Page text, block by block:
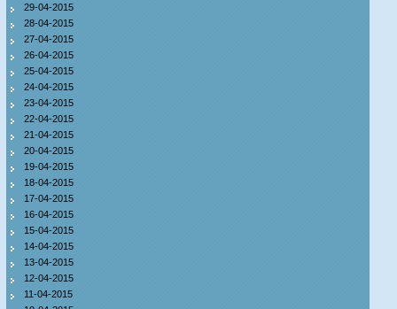
29-04-2015
28-04-2015
27-04-2015
26-04-2015
25-04-2015
24-04-2015
23-04-2015
22-04-2015
21-04-2015
20-04-2015
19-04-2015
18-04-2015
17-04-2015
16-04-2015
15-04-2015
14-04-2015
13-04-2015
12-04-2015
11-04-2015